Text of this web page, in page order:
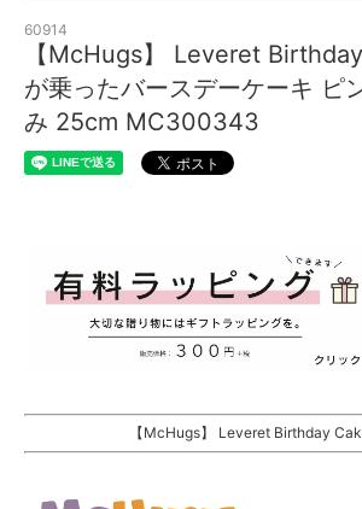
60914
【McHugs】 Leveret
が乗ったバースデーケーキ ピ
み 25cm MC300343
【McHugs】 Leveret Birthday